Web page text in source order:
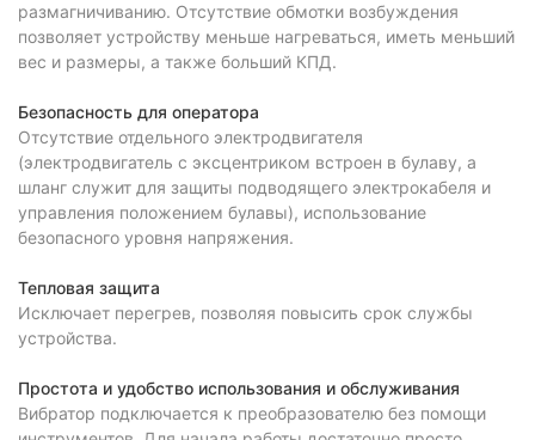
размагничиванию. Отсутствие обмотки возбуждения
позволяет устройству меньше нагреваться, иметь меньший
вес и размеры, а также больший КПД.
Безопасность для оператора
Отсутствие отдельного электродвигателя
(электродвигатель с эксцентриком встроен в булаву, а
шланг служит для защиты подводящего электрокабеля и
управления положением булавы), использование
безопасного уровня напряжения.
Тепловая защита
Исключает перегрев, позволяя повысить срок службы
устройства.
Простота и удобство использования и обслуживания
Вибратор подключается к преобразователю без помощи